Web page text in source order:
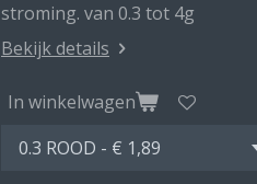
stroming. van 0.3 tot 4g
Bekijk details
In winkelwagen